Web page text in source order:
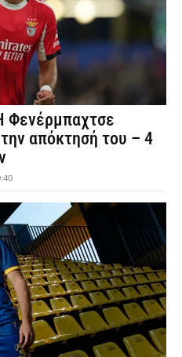
Φενέρμπαχτσε
απόκτησή του – 4